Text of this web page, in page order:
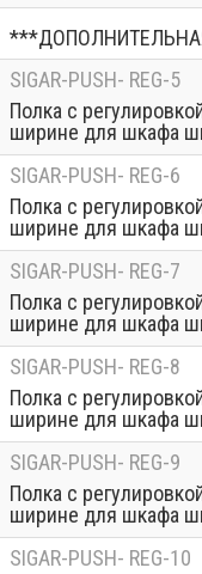
SIGAR-PUSH- REG-5
Полка с
ширине для шкафа
SIGAR-PUSH- REG-6
Полка с
ширине для шкафа
SIGAR-PUSH- REG-7
Полка с
ширине для шкафа
SIGAR-PUSH- REG-8
Полка с
ширине для шкафа
SIGAR-PUSH- REG-9
Полка с
ширине для шкафа
SIGAR-PUSH- REG-10